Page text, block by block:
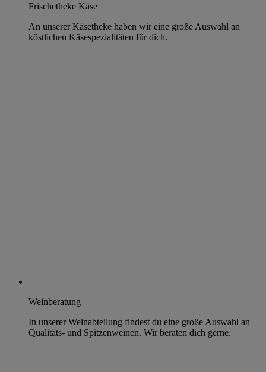
Frischetheke Käse
An unserer Käsetheke haben wir eine große Auswahl an
köstlichen Käsespezialitäten für dich.
Weinberatung
In unserer Weinabteilung findest du eine große Auswahl an
Qualitäts- und Spitzenweinen. Wir beraten dich gerne.